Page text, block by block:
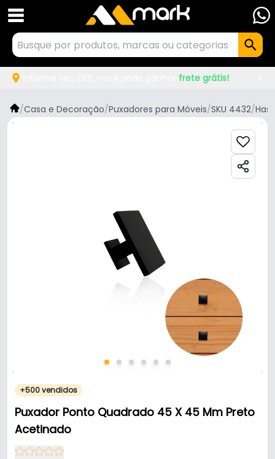
frete grátis!
/Casa e Decoração/Puxadores para Móveis/SKU 4432/
+500 vendidos
Puxador Ponto Quadrado 45 X 45 Mm Preto
Acetinado